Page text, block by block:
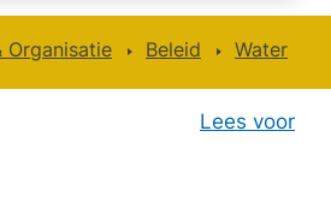
Organisatie Beleid Water
Lees voor